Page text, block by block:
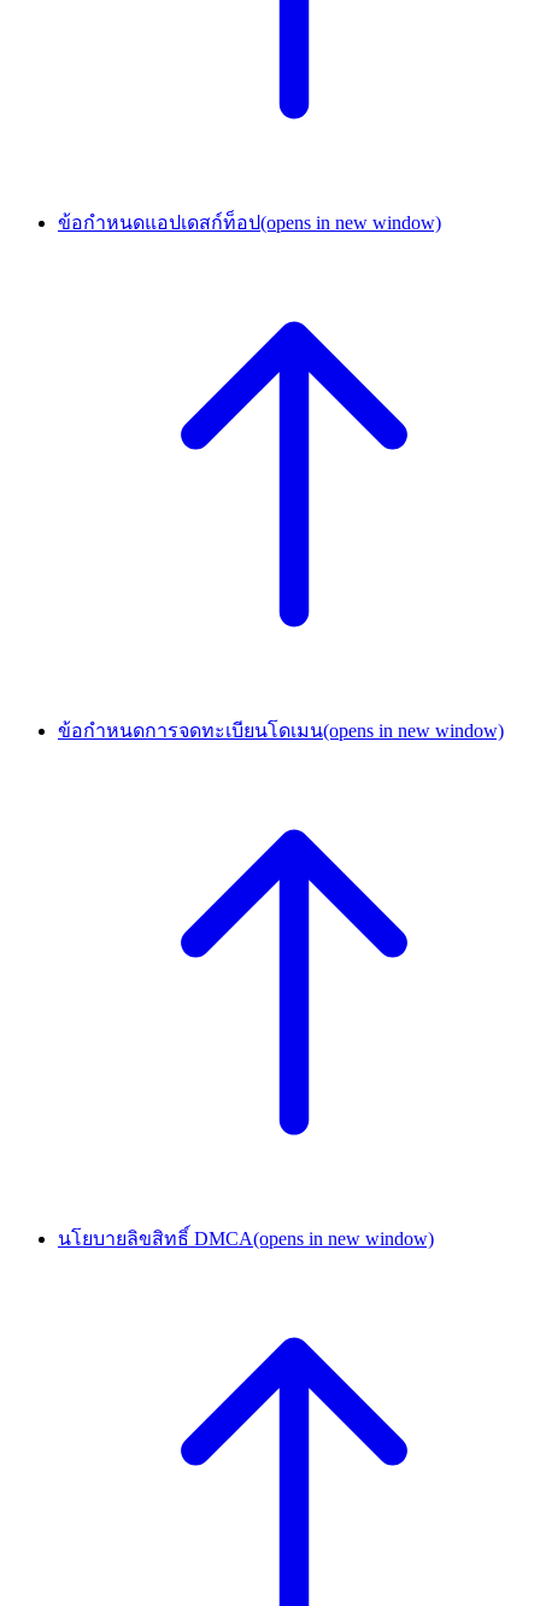
ข้อกำหนดแอปเดสก์ท็อป(opens in new window)
ข้อกำหนดการจดทะเบียนโดเมน(opens in new window)
นโยบายลิขสิทธิ์ DMCA(opens in new window)